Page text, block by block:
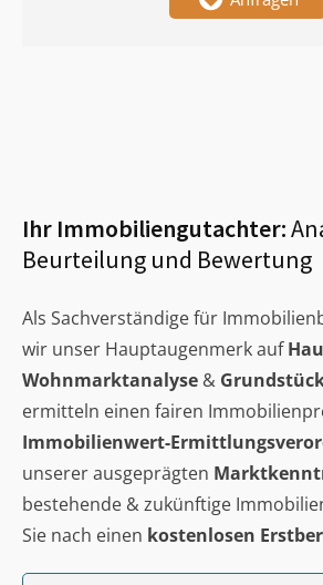
Ihr Immobiliengutachter:
Beurteilung und Bewertung
Als Sachverständige für
wir unser Hauptaugenmerk auf
Wohnmarktanalyse &
ermitteln einen fairen
Immobilienwert-
unserer ausgeprägten
bestehende & zukünftige
Sie nach einen kostenlosen